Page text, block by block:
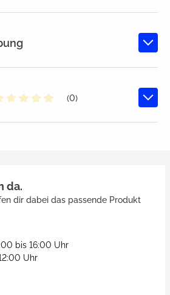
(0)
da.
dir dabei das passende Produkt
bis 16:00 Uhr
Uhr